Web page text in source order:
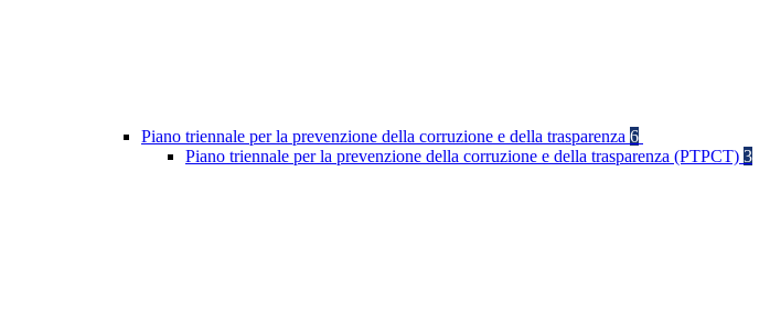
Piano triennale per la prevenzione della corruzione e della trasparenza 6
Piano triennale per la prevenzione della corruzione e della trasparenza (PTPCT) 3